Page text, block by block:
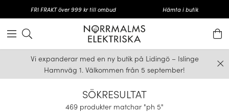
FRI FRAKT över 999 kr till ombud Hämta i butik
Vi expanderar med en ny butik på Lidingö – Islinge
Hamnväg 1. Välkommen från 5 september!
SÖKRESULTAT
469 produkter matchar "ph 5"